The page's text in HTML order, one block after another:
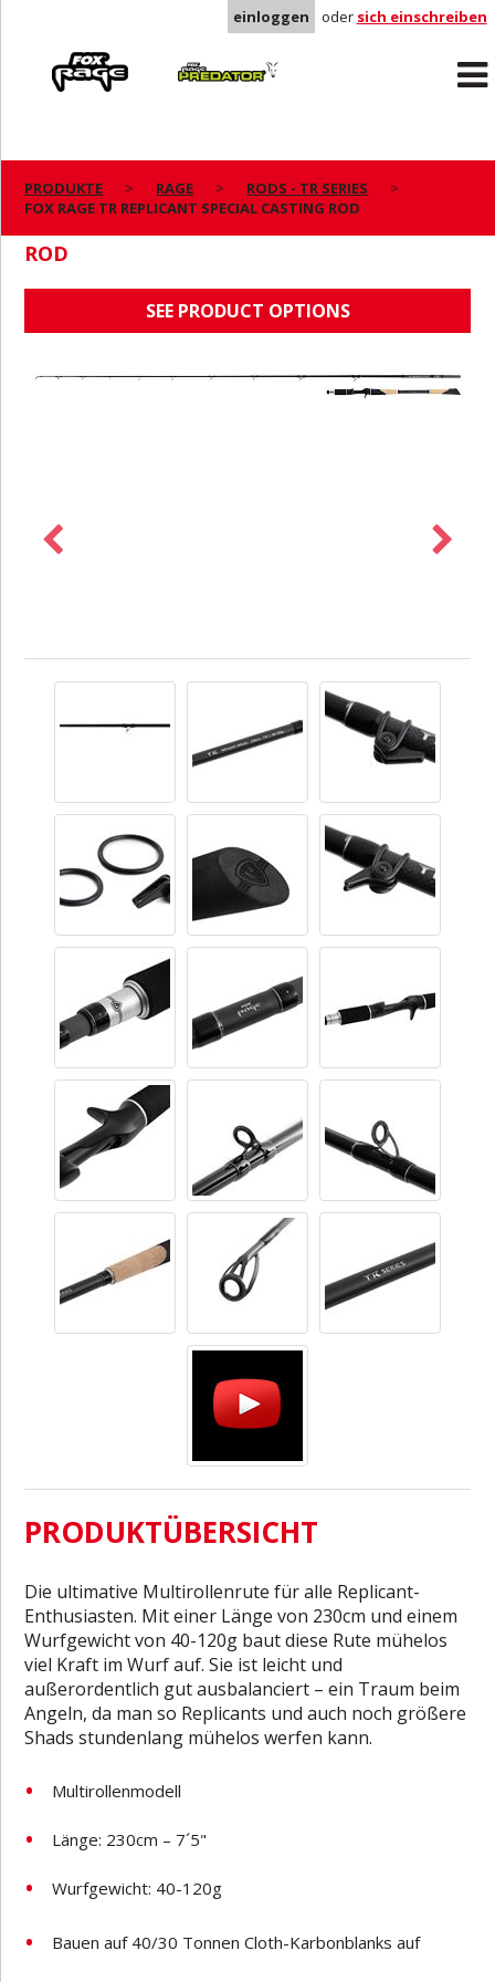
einloggen oder sich einschreiben
Predator
PRODUKTE RAGE
RODS - TR SERIES
FOX RAGE TR REPLICANT SPECIAL CASTING ROD
ROD
SEE PRODUCT OPTIONS
PRODUKTÜBERSICHT
Die ultimative Multirollenrute für alle Replicant-
Enthusiasten. Mit einer Länge von 230cm und einem
Wurfgewicht von 40-120g baut diese Rute mühelos
viel Kraft im Wurf auf. Sie ist leicht und
außerordentlich gut ausbalanciert – ein Traum beim
Angeln, da man so Replicants und auch noch größere
Shads stundenlang mühelos werfen kann.
Multirollenmodell
Länge: 230cm – 7´5"
Wurfgewicht: 40-120g
Bauen auf 40/30 Tonnen Cloth-Karbonblanks auf